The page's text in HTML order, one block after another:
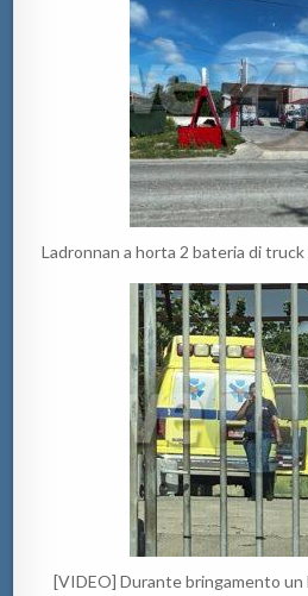
Ladronnan a horta 2 bateria di truck
[VIDEO] Durante bringamento un